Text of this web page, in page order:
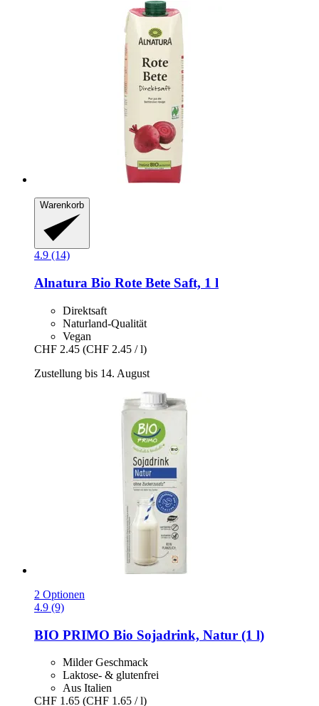
Warenkorb
4.9 (14)
Alnatura Bio Rote Bete Saft, 1 l
Direktsaft
Naturland-Qualität
Vegan
CHF 2.45 (CHF 2.45 / l)
Zustellung bis 14. August
2 Optionen
4.9 (9)
BIO PRIMO Bio Sojadrink, Natur (1 l)
Milder Geschmack
Laktose- & glutenfrei
Aus Italien
CHF 1.65 (CHF 1.65 / l)